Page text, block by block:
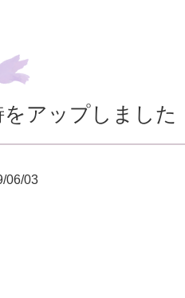
アップしました
06/03